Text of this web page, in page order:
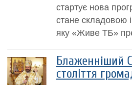
стартує нова
стане складовою
яку «Живе ТБ»
Блаженніший
століття